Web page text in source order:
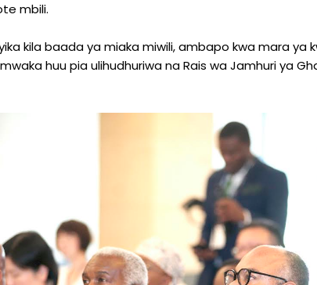
mbili.
kila baada ya miaka miwili, ambapo kwa mara ya
huu pia ulihudhuriwa na Rais wa Jamhuri ya